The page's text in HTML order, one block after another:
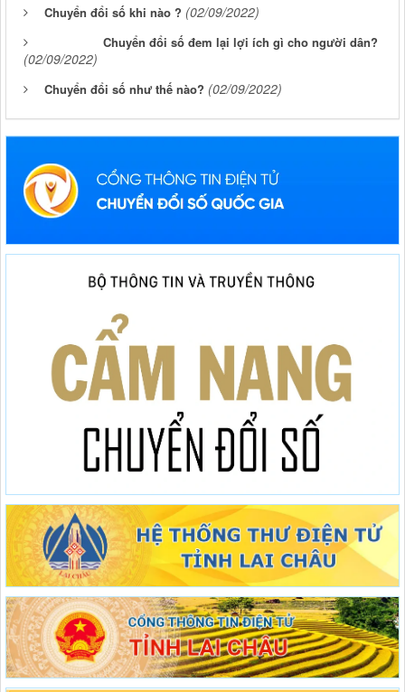
Chuyển đổi số khi nào ? (02/09/2022)
Chuyển đổi số đem lại lợi ích gì cho người dân?
(02/09/2022)
Chuyển đổi số như thế nào? (02/09/2022)